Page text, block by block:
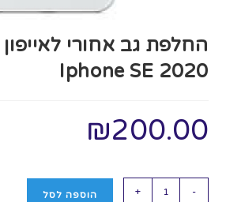
Iphone SE 2020
₪200.00
-
+ הוספה לסל